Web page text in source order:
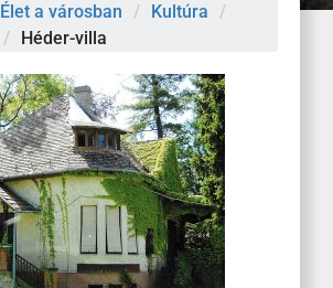
Élet a városban / Kultúra
/
/ Héder-villa